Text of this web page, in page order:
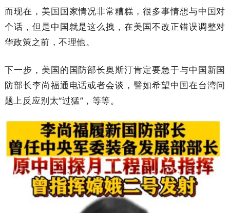
而现在，美国国家情况非常糟糕，很多事情想与中国对
个话，但是中国就是这么拽，在美国不改正错误调整对
华政策之前，不理他。
下一步，美国的国防部长奥斯汀肯定要急于与中国新国
防部长李尚福通电话或者会谈，譬如希望中国在台湾问
题上反应别太“过猛”，等等。